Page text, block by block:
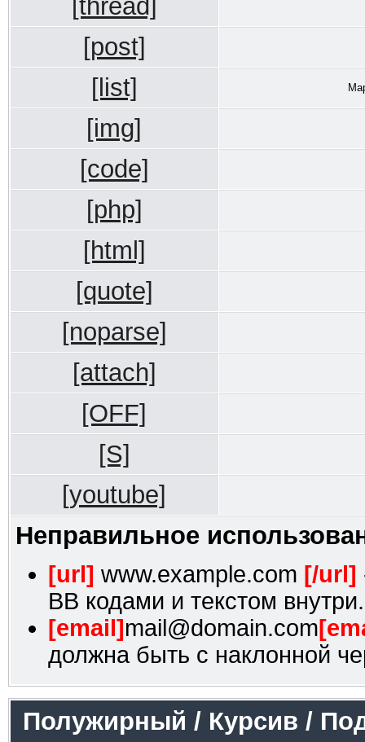
[thread]
[post]
[list]
[img]
[code]
[php]
[html]
[quote]
[noparse]
[attach]
[OFF]
[S]
[youtube]
Неправильное
[url] www.example.com [/url]
BB кодами и текстом внутри.
[email]mail@domain.com
должна быть с наклонной
Полужирный / Курсив /